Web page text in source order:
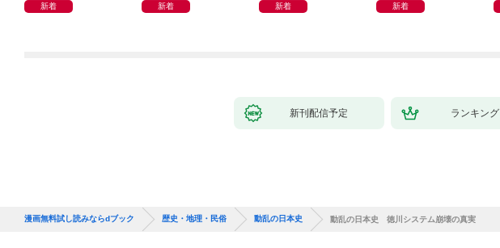
新着 新着 新着 新着
新刊配信予定 ランキング
漫画無料試し読みならdブック 歴史・地理・民俗 動乱の日本史 動乱の日本史 徳川システム崩壊の真実